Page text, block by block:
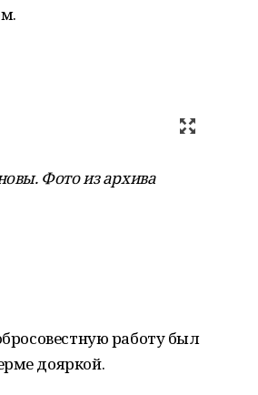
Фото из архива
работу был
дояркой.